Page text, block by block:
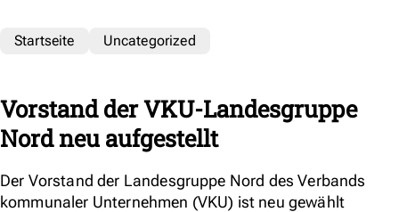
Startseite Uncategorized
Vorstand der VKU-Landesgruppe
Nord neu aufgestellt
Der Vorstand der Landesgruppe Nord des Verbands
kommunaler Unternehmen (VKU) ist neu gewählt